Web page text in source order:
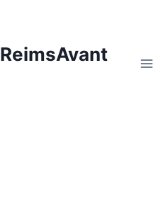
ReimsAvant